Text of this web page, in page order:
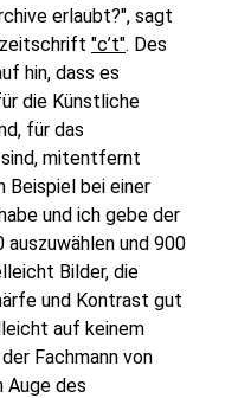
erlaubt?", sagt
"c’t". Des
hin, dass es
die Künstliche
für das
mitentfernt
Beispiel bei einer
und ich gebe der
und 900
Bilder, die
und Kontrast gut
auf keinem
Fachmann von
Auge des